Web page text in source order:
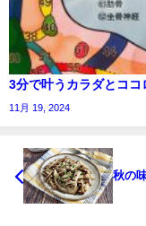
3分で叶うカラダとココ
11月 19, 2024
秋の